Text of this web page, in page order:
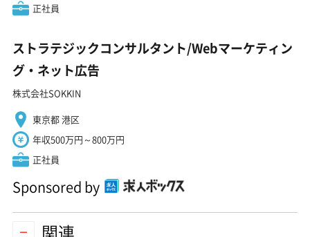
正社員
ストラテジックコンサルタント/Webマーケティン
グ・ネット広告
株式会社SOKKIN
東京都 港区
年収500万円～800万円
正社員
Sponsored by